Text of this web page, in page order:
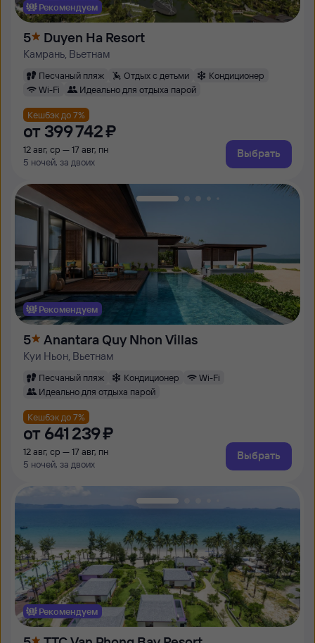
Рекомендуем
5 Duyen Ha Resort
Камрань, Вьетнам
Песчаный пляж Отдых с детьми
Кондиционер
Wi-Fi
Идеально для отдыха парой
Кешбэк до 7%
от 399 ⁠742 ⁠₽
12 авг, ср — 17 авг, пн
5 ночей, за двоих
Выбрать
Рекомендуем
5 Anantara Quy Nhon Villas
Куи Ньон, Вьетнам
Песчаный пляж Кондиционер
Wi-Fi
Идеально для отдыха парой
Кешбэк до 7%
от 641 ⁠239 ⁠₽
12 авг, ср — 17 авг, пн
5 ночей, за двоих
Выбрать
Рекомендуем